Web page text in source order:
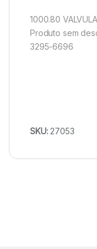
1000.80
Produto sem
3295-6696
SKU: 27053